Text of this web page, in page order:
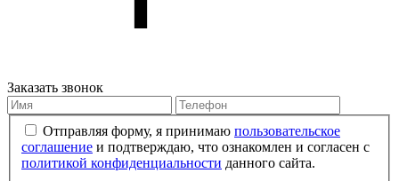
Заказать звонок
Отправляя форму, я принимаю пользовательское
соглашение и подтверждаю, что ознакомлен и согласен с
политикой конфиденциальности данного сайта.